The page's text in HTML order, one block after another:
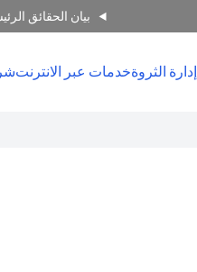
بيان الحقائق
إدارة الثروةخدمات عبر الانترنت